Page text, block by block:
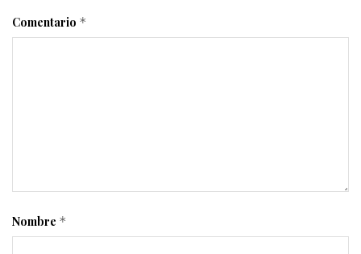
Comentario *
Nombre *